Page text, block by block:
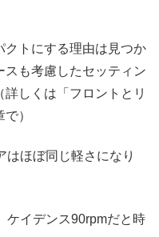
クトにする理由は見つか
スも考慮したセッティン
しくは「フロントとリ
）
ほぼ同じ軽さになり
ケイデンス90rpmだと時